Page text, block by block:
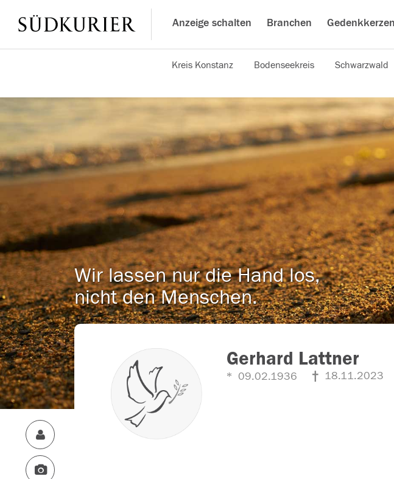
Anzeige schalten Branchen Gedenkkerzen
Kreis Konstanz Bodenseekreis Schwarzwald
Wir lassen nur die Hand los,
nicht den Menschen.
Gerhard Lattner
09.02.1936 18.11.2023